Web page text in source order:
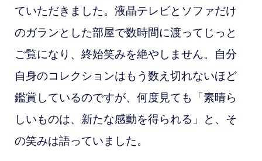
ていただきました。液晶テレビとソファだけ
のガランとした部屋で数時間に渡ってじっと
ご覧になり、終始笑みを絶やしません。自分
自身のコレクションはもう数え切れないほど
鑑賞しているのですが、何度見ても「素晴ら
しいものは、新たな感動を得られる」と、そ
の笑みは語っていました。